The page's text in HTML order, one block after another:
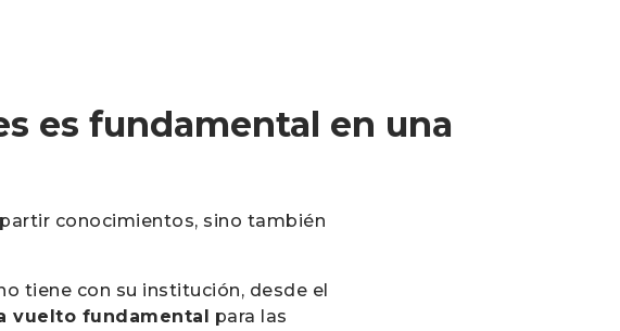
es fundamental en una
conocimientos, sino también
tiene con su institución, desde el
vuelto fundamental para las